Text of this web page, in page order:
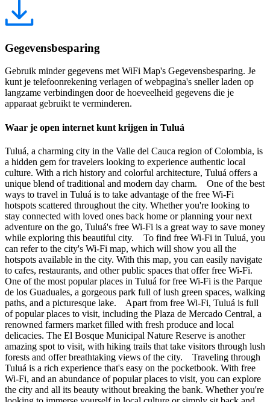
Gegevensbesparing
Gebruik minder gegevens met WiFi Map's Gegevensbesparing. Je
kunt je telefoonrekening verlagen of webpagina's sneller laden op
langzame verbindingen door de hoeveelheid gegevens die je
apparaat gebruikt te verminderen.
Waar je open internet kunt krijgen in Tuluá
Tuluá, a charming city in the Valle del Cauca region of Colombia, is
a hidden gem for travelers looking to experience authentic local
culture. With a rich history and colorful architecture, Tuluá offers a
unique blend of traditional and modern day charm. One of the best
ways to travel in Tuluá is to take advantage of the free Wi-Fi
hotspots scattered throughout the city. Whether you're looking to
stay connected with loved ones back home or planning your next
adventure on the go, Tuluá's free Wi-Fi is a great way to save money
while exploring this beautiful city. To find free Wi-Fi in Tuluá, you
can refer to the city's Wi-Fi map, which will show you all the
hotspots available in the city. With this map, you can easily navigate
to cafes, restaurants, and other public spaces that offer free Wi-Fi.
One of the most popular places in Tuluá for free Wi-Fi is the Parque
de los Guaduales, a gorgeous park full of lush green spaces, walking
paths, and a picturesque lake. Apart from free Wi-Fi, Tuluá is full
of popular places to visit, including the Plaza de Mercado Central, a
renowned farmers market filled with fresh produce and local
delicacies. The El Bosque Municipal Nature Reserve is another
amazing spot to visit, with hiking trails that take visitors through lush
forests and offer breathtaking views of the city. Traveling through
Tuluá is a rich experience that's easy on the pocketbook. With free
Wi-Fi, and an abundance of popular places to visit, you can explore
the city and all its beauty without breaking the bank. Whether you're